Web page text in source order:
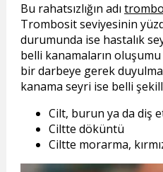
Bu rahatsızlığın adı
Trombosit seviyesinin
durumunda ise hastalık
belli kanamaların
bir darbeye gerek
kanama seyri ise belli
Cilt, burun ya da diş
Ciltte döküntü
Ciltte morarma,